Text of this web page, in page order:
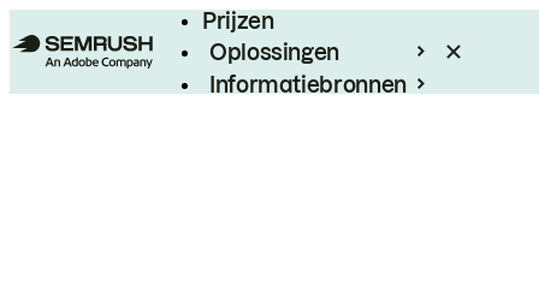
Prijzen
Oplossingen
Informatiebronnen